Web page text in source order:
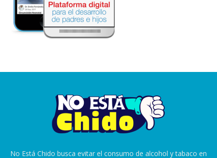
No Está Chido busca evitar el consumo de alcohol y tabaco en